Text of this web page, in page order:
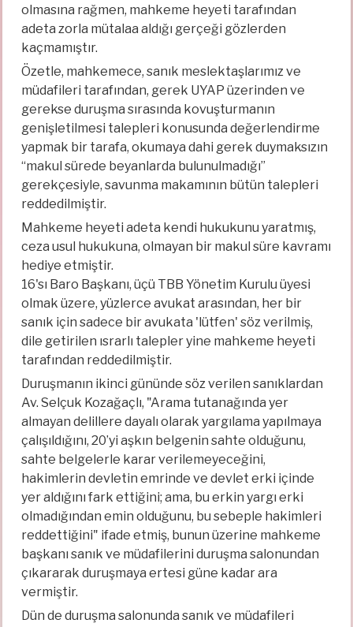
olmasına rağmen, mahkeme heyeti tarafından
adeta zorla mütalaa aldığı gerçeği gözlerden
kaçmamıştır.
Özetle, mahkemece, sanık meslektaşlarımız ve
müdafileri tarafından, gerek UYAP üzerinden ve
gerekse duruşma sırasında kovuşturmanın
genişletilmesi talepleri konusunda değerlendirme
yapmak bir tarafa, okumaya dahi gerek duymaksızın
“makul sürede beyanlarda bulunulmadığı”
gerekçesiyle, savunma makamının bütün talepleri
reddedilmiştir.
Mahkeme heyeti adeta kendi hukukunu yaratmış,
ceza usul hukukuna, olmayan bir makul süre kavramı
hediye etmiştir.
16'sı Baro Başkanı, üçü TBB Yönetim Kurulu üyesi
olmak üzere, yüzlerce avukat arasından, her bir
sanık için sadece bir avukata 'lütfen' söz verilmiş,
dile getirilen ısrarlı talepler yine mahkeme heyeti
tarafından reddedilmiştir.
Duruşmanın ikinci gününde söz verilen sanıklardan
Av. Selçuk Kozağaçlı, "Arama tutanağında yer
almayan delillere dayalı olarak yargılama yapılmaya
çalışıldığını, 20’yi aşkın belgenin sahte olduğunu,
sahte belgelerle karar verilemeyeceğini,
hakimlerin devletin emrinde ve devlet erki içinde
yer aldığını fark ettiğini; ama, bu erkin yargı erki
olmadığından emin olduğunu, bu sebeple hakimleri
reddettiğini" ifade etmiş, bunun üzerine mahkeme
başkanı sanık ve müdafilerini duruşma salonundan
çıkararak duruşmaya ertesi güne kadar ara
vermiştir.
Dün de duruşma salonunda sanık ve müdafileri